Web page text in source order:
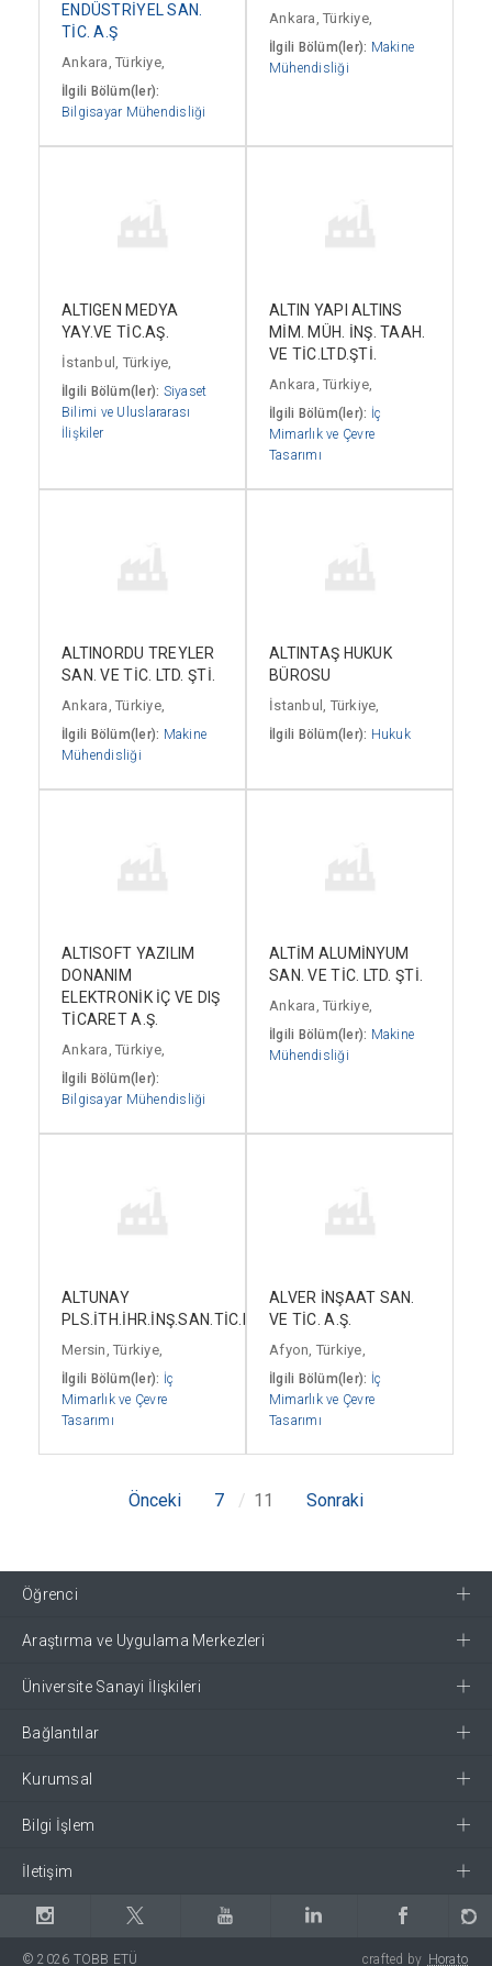
ENDÜSTRİYEL SAN.
TİC. A.Ş
Ankara, Türkiye,
İlgili Bölüm(ler):
Bilgisayar Mühendisliği
Ankara, Türkiye,
İlgili Bölüm(ler): Makine
Mühendisliği
ALTIGEN MEDYA
YAY.VE TİC.AŞ.
İstanbul, Türkiye,
İlgili Bölüm(ler): Siyaset
Bilimi ve Uluslararası
İlişkiler
ALTIN YAPI ALTINS
MİM. MÜH. İNŞ. TAAH.
VE TİC.LTD.ŞTİ.
Ankara, Türkiye,
İlgili Bölüm(ler): İç
Mimarlık ve Çevre
Tasarımı
ALTINORDU TREYLER
SAN. VE TİC. LTD. ŞTİ.
Ankara, Türkiye,
İlgili Bölüm(ler): Makine
Mühendisliği
ALTINTAŞ HUKUK
BÜROSU
İstanbul, Türkiye,
İlgili Bölüm(ler): Hukuk
ALTISOFT YAZILIM
DONANIM
ELEKTRONİK İÇ VE DIŞ
TİCARET A.Ş.
Ankara, Türkiye,
İlgili Bölüm(ler):
Bilgisayar Mühendisliği
ALTİM ALUMİNYUM
SAN. VE TİC. LTD. ŞTİ.
Ankara, Türkiye,
İlgili Bölüm(ler): Makine
Mühendisliği
ALTUNAY
PLS.İTH.İHR.İNŞ.SAN.TİC.LTD.ŞTİ.
Mersin, Türkiye,
İlgili Bölüm(ler): İç
Mimarlık ve Çevre
Tasarımı
ALVER İNŞAAT SAN.
VE TİC. A.Ş.
Afyon, Türkiye,
İlgili Bölüm(ler): İç
Mimarlık ve Çevre
Tasarımı
Önceki 7 11 Sonraki
Öğrenci
Araştırma ve Uygulama Merkezleri
Üniversite Sanayi İlişkileri
Bağlantılar
Kurumsal
Bilgi İşlem
İletişim
© 2026 TOBB ETÜ crafted by Horato